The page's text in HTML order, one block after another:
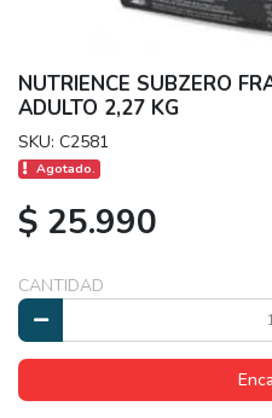
NUTRIENCE SUBZERO
ADULTO 2,27 KG
SKU: C2581
Agotado.
$ 25.990
CANTIDAD